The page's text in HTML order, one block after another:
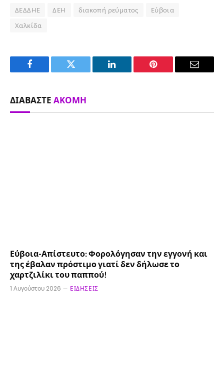
ΔΕΔΔΗΕ ΔΕΗ διακοπή ρεύματος
Εύβοια
Χαλκίδα
Facebook Twitter LinkedIn Pinterest Email
ΔΙΑΒΆΣΤΕ ΑΚΌΜΗ
Εύβοια-Απίστευτο: Φορολόγησαν την εγγονή και
της έβαλαν πρόστιμο γιατί δεν δήλωσε το
χαρτζιλίκι του παππού!
1 Αυγούστου 2026 ΕΙΔΉΣΕΙΣ